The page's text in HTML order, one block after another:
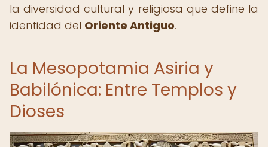
la diversidad cultural y religiosa que define la
identidad del Oriente Antiguo.
La Mesopotamia Asiria y
Babilónica: Entre Templos y
Dioses